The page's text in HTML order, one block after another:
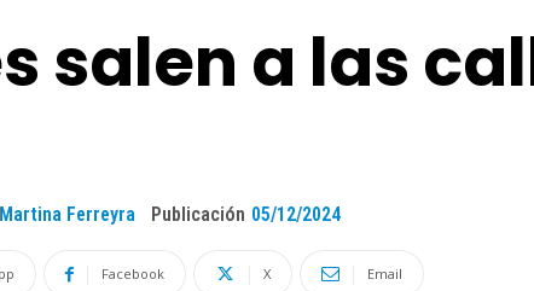
salen a las
Martina Ferreyra Publicación 05/12/2024
Facebook X Email